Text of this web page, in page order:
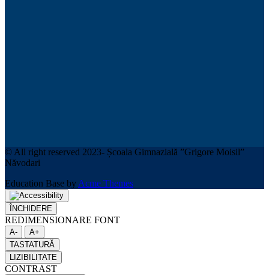
© All right reserved 2023- Școala Gimnazială ”Grigore Moisil”
Năvodari
Education Base by Acme Themes
ÎNCHIDERE
REDIMENSIONARE FONT
A-
A+
TASTATURĂ
LIZIBILITATE
CONTRAST